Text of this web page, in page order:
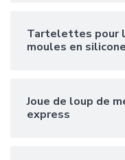
Tartelettes pour
moules en
Joue de loup de
express